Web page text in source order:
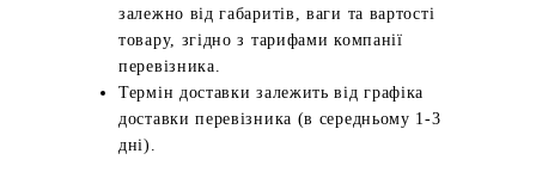
залежно від габаритів, ваги та вартості
товару, згідно з тарифами компанії
перевізника.
Термін доставки залежить від графіка
доставки перевізника (в середньому 1-3
дні).